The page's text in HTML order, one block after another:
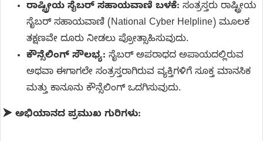
ರಾಷ್ಟ್ರೀಯ ಸೈಬರ್ ಸಹಾಯವಾಣಿ ಬಳಕೆ: ಸಂತ್ರಸ್ತರು ರಾಷ್ಟ್ರೀಯ
ಸೈಬರ್ ಸಹಾಯವಾಣಿ (National Cyber Helpline) ಮೂಲಕ
ತಕ್ಷಣವೇ ದೂರು ನೀಡಲು ಪ್ರೋತ್ಸಾಹಿಸುವುದು.
ಕೌನ್ಸೆಲಿಂಗ್ ಸೌಲಭ್ಯ: ಸೈಬರ್ ಅಪರಾಧದ ಅಪಾಯದಲ್ಲಿರುವ
ಅಥವಾ ಈಗಾಗಲೇ ಸಂತ್ರಸ್ತರಾಗಿರುವ ವ್ಯಕ್ತಿಗಳಿಗೆ ಸೂಕ್ತ ಮಾನಸಿಕ
ಮತ್ತು ಕಾನೂನು ಕೌನ್ಸೆಲಿಂಗ್ ಒದಗಿಸುವುದು.
➤ ಅಭಿಯಾನದ ಪ್ರಮುಖ ಗುರಿಗಳು: